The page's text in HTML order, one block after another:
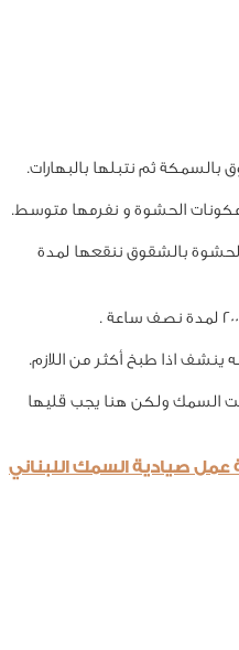
ثم نتبلها بالبهارات.
مكونات الحشوة و نفرمها متوسط.
بالشقوق ننقعها لمدة
اذا طبخ أكثر من اللازم.
السمك ولكن هنا يجب قليها
صيادية السمك اللبناني